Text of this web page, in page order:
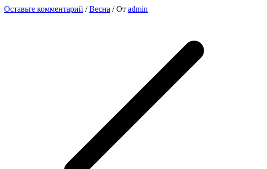
Оставьте комментарий /Весна / От admin